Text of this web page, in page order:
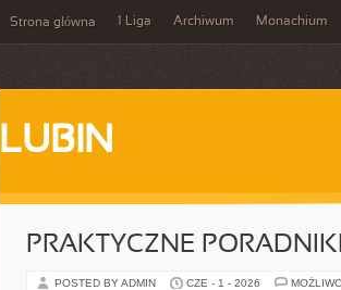
Strona główna 1 Liga Archiwum Monachium
LUBIN
PRAKTYCZNE PORADNIKI
POSTED BY ADMIN CZE - 1 - 2026